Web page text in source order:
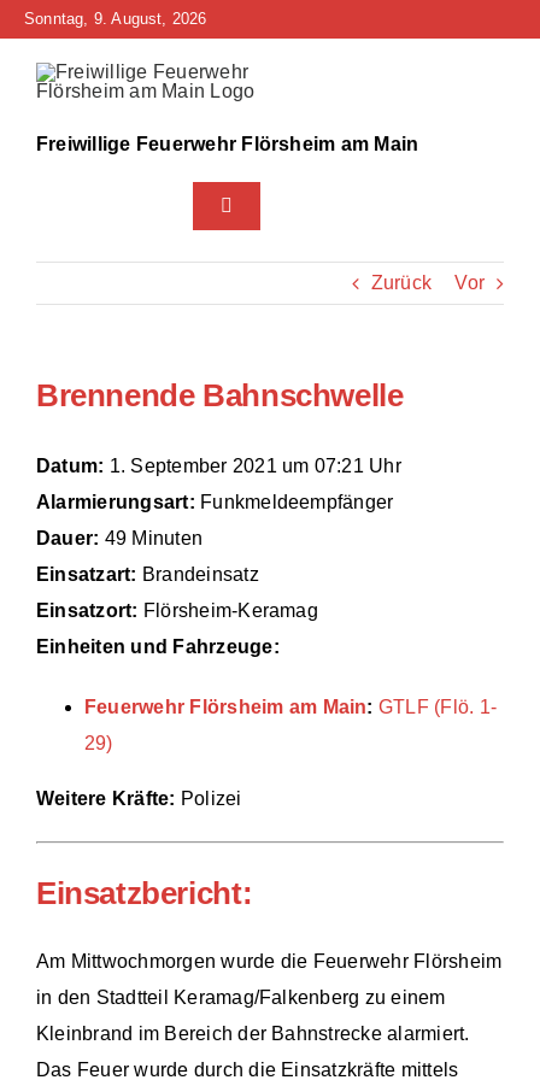
Zum
springen
Sonntag, 9. August, 2026
Freiwillige Feuerwehr Flörsheim am Main
Toggle
Navigation
Home
Bürgerinfo
Über uns
Technik
Zurück Vor
Brennende Bahnschwelle
Datum: 1. September 2021 um 07:21 Uhr
Alarmierungsart: Funkmeldeempfänger
Dauer: 49 Minuten
Einsatzart: Brandeinsatz
Einsatzort: Flörsheim-Keramag
Einheiten und Fahrzeuge:
Feuerwehr Flörsheim am Main: GTLF (Flö. 1-
29)
Weitere Kräfte: Polizei
Einsatzbericht:
Am Mittwochmorgen wurde die Feuerwehr Flörsheim
in den Stadtteil Keramag/Falkenberg zu einem
Kleinbrand im Bereich der Bahnstrecke alarmiert.
Das Feuer wurde durch die Einsatzkräfte mittels